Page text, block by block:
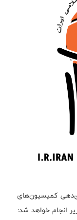
کمیسیون‌های
انجام خواهد شد: